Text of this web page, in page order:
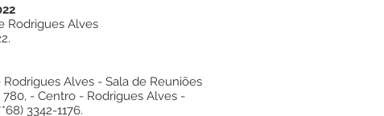
Rodrigues Alves
Alves - Sala de Reuniões
- Centro - Rodrigues Alves -
3342-1176.